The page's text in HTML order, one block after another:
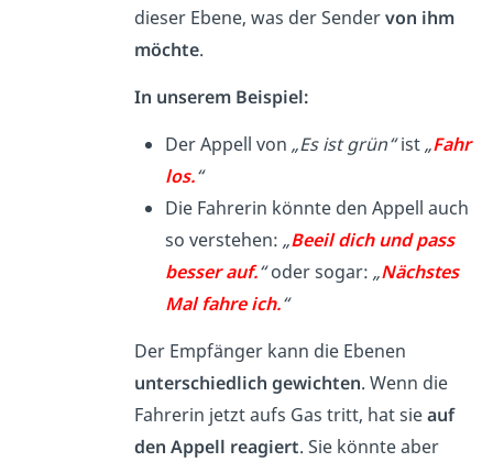
dieser Ebene, was der Sendervon ihm
möchte.
In unserem Beispiel:
Der Appell von „Es ist grün“ist„Fahr
los.“
Die Fahrerin könnte den Appell auch
so verstehen: „Beeil dich und pass
besser auf.“oder sogar: „Nächstes
Mal fahre ich.“
Der Empfänger kann die Ebenen
unterschiedlich gewichten. Wenn die
Fahrerin jetzt aufs Gas tritt, hat sieauf
den Appell reagiert. Sie könnte aber